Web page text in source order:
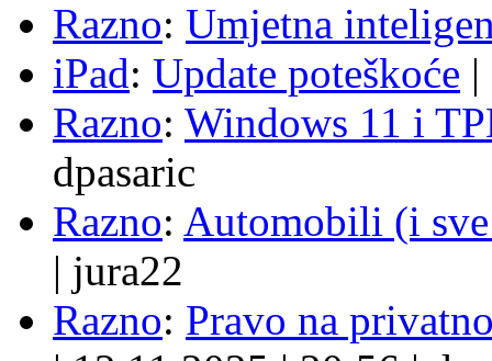
Razno: Umjetna
iPad: Update poteškoće |
Razno: Windows 11 i
dpasaric
Razno: Automobili (i
| jura22
Razno: Pravo na